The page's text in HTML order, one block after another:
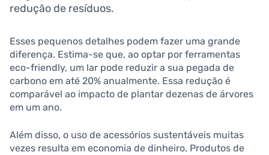
redução de resíduos.
Esses pequenos detalhes podem fazer uma grande
diferença. Estima-se que, ao optar por ferramentas
eco-friendly, um lar pode reduzir a sua pegada de
carbono em até 20% anualmente. Essa redução é
comparável ao impacto de plantar dezenas de árvores
em um ano.
Além disso, o uso de acessórios sustentáveis muitas
vezes resulta em economia de dinheiro. Produtos de